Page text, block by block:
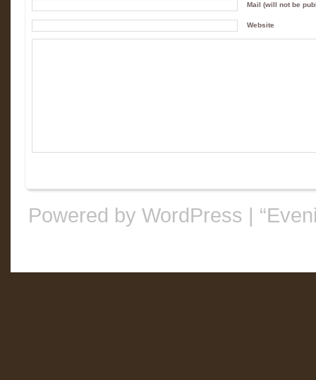
Mail (will not be
Website
Powered by WordPress |